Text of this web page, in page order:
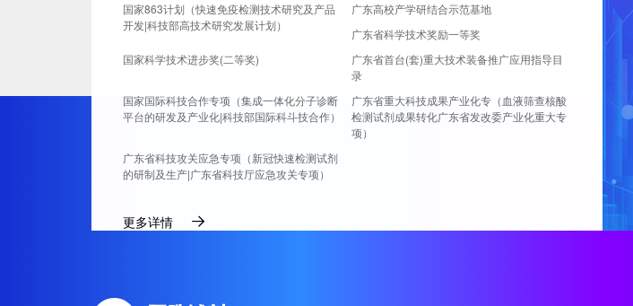
国家863计划（快速免疫检测技术研究及产品
开发|科技部高技术研究发展计划）
广东高校产学研结合示范基地
广东省科学技术奖励一等奖
国家科学技术进步奖(二等奖)
广东省首台(套)重大技术装备推广应用指导目
录
国家国际科技合作专项（集成一体化分子诊断
平台的研发及产业化|科技部国际科斗技合作）
广东省重大科技成果产业化专（血液筛查核酸
检测试剂成果转化广东省发改委产业化重大专
项）
广东省科技攻关应急专项（新冠快速检测试剂
的研制及生产|广东省科技厅应急攻关专项）
更多详情